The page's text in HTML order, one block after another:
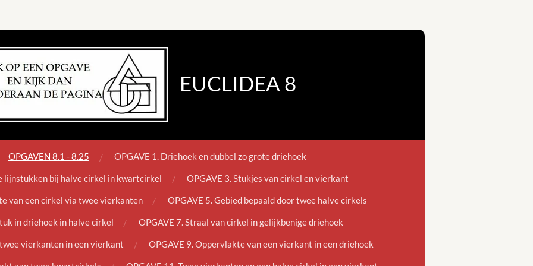
EUCLIDEA 8
OPGAVEN 8.1 - 8.25 OPGAVE 1. Driehoek en dubbel zo grote driehoek
lijnstukken bij halve cirkel in kwartcirkel OPGAVE 3. Stukjes van cirkel en vierkant
van een cirkel via twee vierkanten OPGAVE 5. Gebied bepaald door twee halve cirkels
in driehoek in halve cirkel OPGAVE 7. Straal van cirkel in gelijkbenige driehoek
vierkanten in een vierkant OPGAVE 9. Oppervlakte van een vierkant in een driehoek